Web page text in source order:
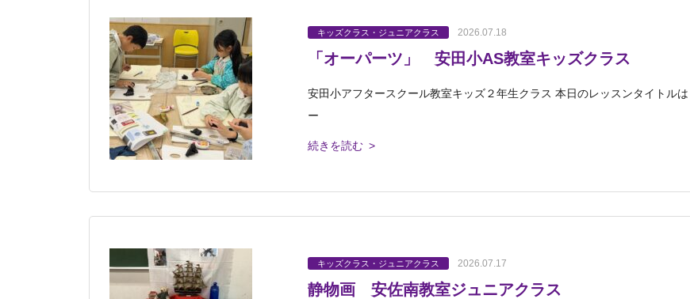
キッズクラス・ジュニアクラス 2026.07.18
「オーパーツ」 安田小AS教室キッズクラス
安田小アフタースクール教室キッズ２年生クラス 本日のレッスンタイトル
ー
続きを読む >
キッズクラス・ジュニアクラス 2026.07.17
静物画 安佐南教室ジュニアクラス